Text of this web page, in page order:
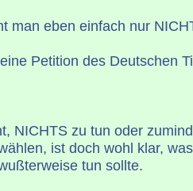
man eben einfach nur
Petition des Deutschen
NICHTS zu tun oder
ist doch wohl klar,
tun sollte.